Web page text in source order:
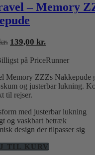
– Memory
Den
pris
169,00 kr..
139,00 kr.Den
pris
139,00 kr..
Memory ZZZs Nakkepude
og justerbar lukning.
til rejser.
med justerbar lukning
og vaskbart betræk
design der tilpasser sig
TIL KURV